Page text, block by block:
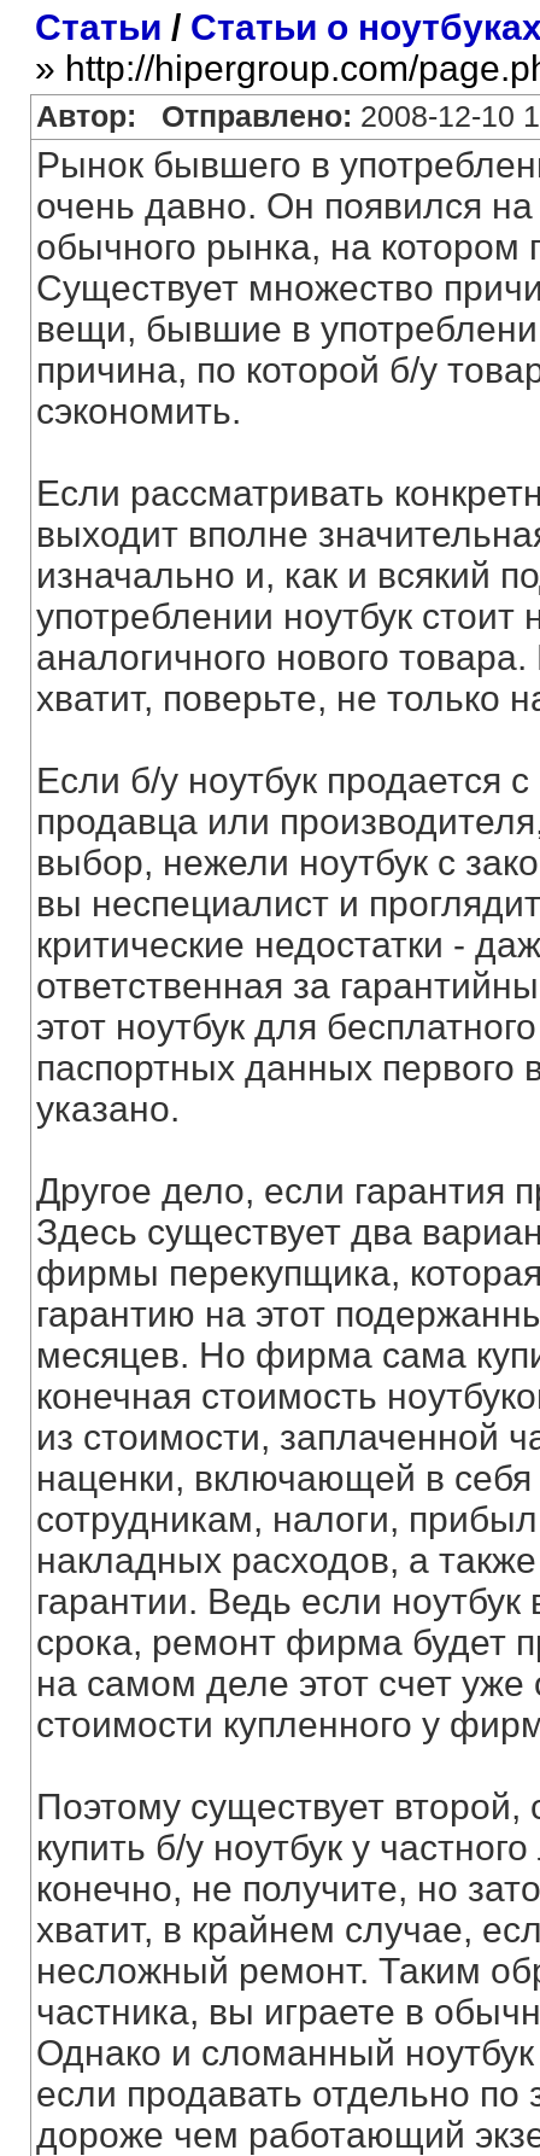
Статьи / Статьи о
» http://hipergroup.com/
Автор: Отправлено: 2008-12-10
Рынок бывшего в
очень давно. Он появился
обычного рынка, на
Существует множество
вещи, бывшие в
причина, по которой б/у
сэкономить.
Если рассматривать
выходит вполне
изначально и, как и всякий
употреблении ноутбук
аналогичного нового
хватит, поверьте, не только
Если б/у ноутбук продается
продавца или
выбор, нежели ноутбук с
вы неспециалист и
критические недостатки -
ответственная за
этот ноутбук для
паспортных данных первого
указано.
Другое дело, если гарантия
Здесь существует два
фирмы перекупщика,
гарантию на этот
месяцев. Но фирма сама
конечная стоимость
из стоимости, заплаченной
наценки, включающей в
сотрудникам, налоги,
накладных расходов, а
гарантии. Ведь если ноутбук
срока, ремонт фирма будет
на самом деле этот счет уже
стоимости купленного у
Поэтому существует
купить б/у ноутбук у
конечно, не получите, но
хватит, в крайнем случае,
несложный ремонт. Таким
частника, вы играете в
Однако и сломанный
если продавать отдельно по
дороже чем работающий